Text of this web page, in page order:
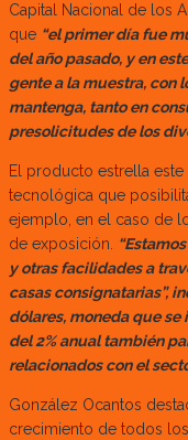
Capital Nacional de los
que “el primer día fue
del año pasado, y en
gente a la muestra, con
mantenga, tanto en
presolicitudes de los
El producto estrella
tecnológica que
ejemplo, en el caso de
de exposición.
y otras facilidades a
casas consignatarias”,
dólares, moneda que se
del 2% anual también
relacionados con el
González Ocantos
crecimiento de todos